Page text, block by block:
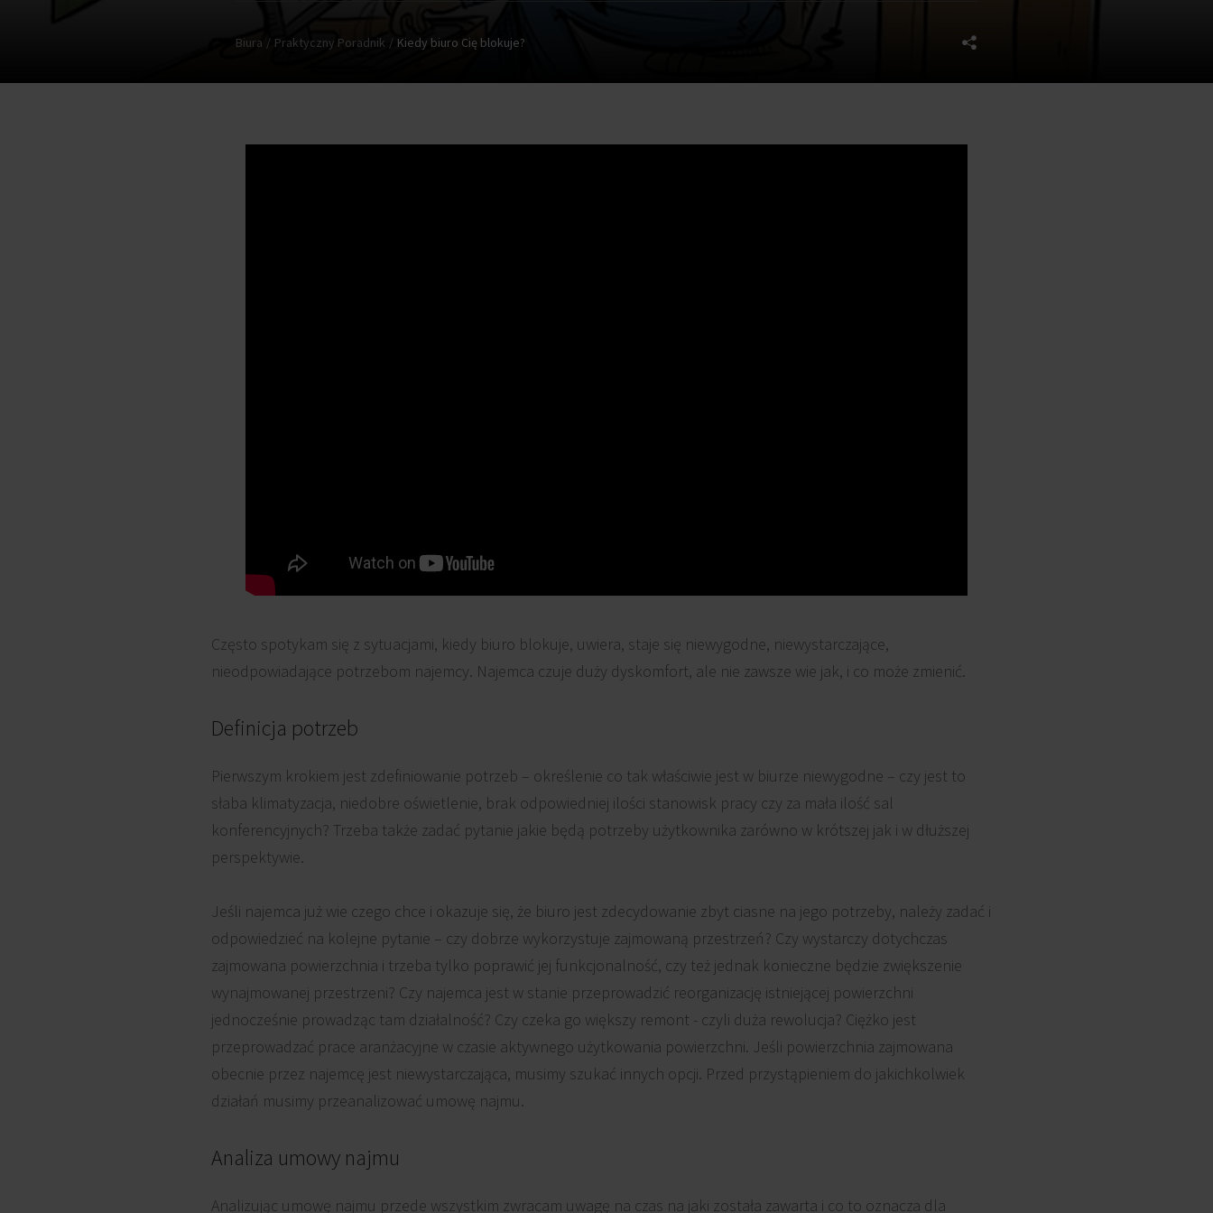
Biura Praktyczny Poradnik Kiedy biuro Cię blokuje?
Często spotykam się z sytuacjami, kiedy biuro blokuje, uwiera, staje się niewygodne, niewystarczające,
nieodpowiadające potrzebom najemcy. Najemca czuje duży dyskomfort, ale nie zawsze wie jak, i co może zmienić.
Definicja potrzeb
Pierwszym krokiem jest zdefiniowanie potrzeb – określenie co tak właściwie jest w biurze niewygodne – czy jest to
słaba klimatyzacja, niedobre oświetlenie, brak odpowiedniej ilości stanowisk pracy czy za mała ilość sal
konferencyjnych? Trzeba także zadać pytanie jakie będą potrzeby użytkownika zarówno w krótszej jak i w dłuższej
perspektywie.
Jeśli najemca już wie czego chce i okazuje się, że biuro jest zdecydowanie zbyt ciasne na jego potrzeby, należy zadać i
odpowiedzieć na kolejne pytanie – czy dobrze wykorzystuje zajmowaną przestrzeń? Czy wystarczy dotychczas
zajmowana powierzchnia i trzeba tylko poprawić jej funkcjonalność, czy też jednak konieczne będzie zwiększenie
wynajmowanej przestrzeni? Czy najemca jest w stanie przeprowadzić reorganizację istniejącej powierzchni
jednocześnie prowadząc tam działalność? Czy czeka go większy remont - czyli duża rewolucja? Ciężko jest
przeprowadzać prace aranżacyjne w czasie aktywnego użytkowania powierzchni. Jeśli powierzchnia zajmowana
obecnie przez najemcę jest niewystarczająca, musimy szukać innych opcji. Przed przystąpieniem do jakichkolwiek
działań musimy przeanalizować umowę najmu.
Analiza umowy najmu
Analizując umowę najmu przede wszystkim zwracam uwagę na czas na jaki została zawarta i co to oznacza dla